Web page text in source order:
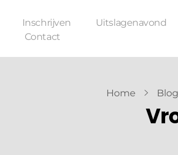
Inschrijven Uitslagenavond
Contact
Home Blog